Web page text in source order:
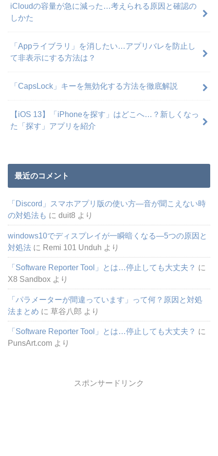
iCloudの容量が急に減った…考えられる原因と確認の
しかた
「Appライブラリ」を消したい…アプリバレを防止し
て非表示にする方法は？
「CapsLock」キーを無効化する方法を徹底解説
【iOS 13】「iPhoneを探す」はどこへ…？新しくなっ
た「探す」アプリを紹介
最近のコメント
「Discord」スマホアプリ版の使い方―音が聞こえない時
の対処法も にduit8 より
windows10でディスプレイが一瞬暗くなる―5つの原因と
対処法 に Remi 101 Unduh より
「Software Reporter Tool」とは…停止しても大丈夫？ に
X8 Sandbox より
「パラメーターが間違っています」って何？原因と対処
法まとめ に草谷八郎 より
「Software Reporter Tool」とは…停止しても大丈夫？ に
PunsArt.com より
スポンサードリンク